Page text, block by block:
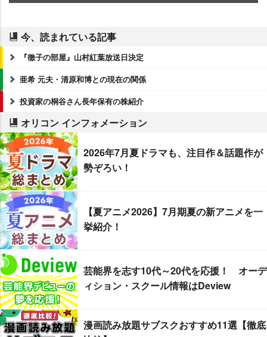
今、読まれている記事
『徹子の部屋』山村紅葉放送日決定
亜希 元夫・清原和博との現在の関係
投資家の桐谷さん長年保有の株紹介
オリコン インフォメーション
2026年7月夏ドラマも、注目作＆話題作が
勢ぞろい！
【夏アニメ2026】7月期夏の新アニメを一
挙紹介！
芸能界を志す10代～20代を応援！ オーデ
ィション・スクール情報はDeview
漫画読み放題サブスクおすすめ11選【徹底